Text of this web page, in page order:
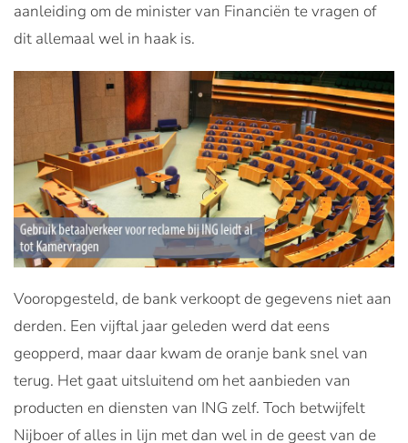
aanleiding om de minister van Financiën te vragen of
dit allemaal wel in haak is.
Vooropgesteld, de bank verkoopt de gegevens niet aan
derden. Een vijftal jaar geleden werd dat eens
geopperd, maar daar kwam de oranje bank snel van
terug. Het gaat uitsluitend om het aanbieden van
producten en diensten van ING zelf. Toch betwijfelt
Nijboer of alles in lijn met dan wel in de geest van de